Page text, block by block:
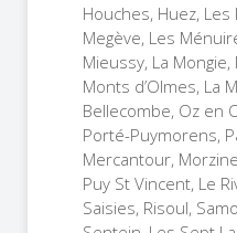
Houches, Huez, Les
Megève, Les
Mieussy, La
Monts d’Olmes, La
Bellecombe, Oz en
Porté-Puymorens,
Mercantour,
Puy St Vincent, Le
Saisies, Risoul,